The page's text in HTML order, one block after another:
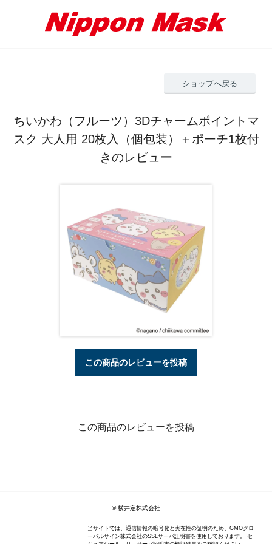
ショップへ戻る
ちいかわ（フルーツ）3Dチャームポイントマ
スク 大人用 20枚入（個包装）＋ポーチ1枚付
きのレビュー
この商品のレビューを投稿
この商品のレビューを投稿
© 横井定株式会社
当サイトでは、通信情報の暗号化と実在性の証明のため、GMOグロ
ーバルサイン株式会社のSSLサーバ証明書を使用しております。 セ